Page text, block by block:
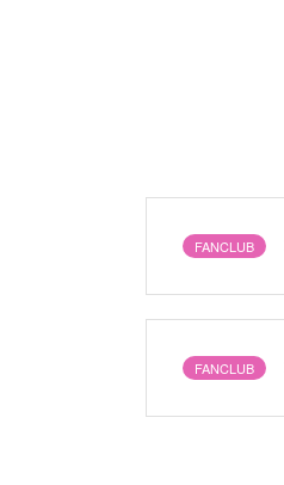
FANCLUB
FANCLUB